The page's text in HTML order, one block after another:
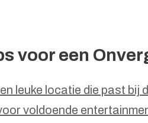
voor een
leuke locatie die past bij
voldoende